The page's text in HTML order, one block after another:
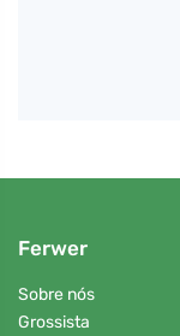
Ferwer
Sobre nós
Grossista